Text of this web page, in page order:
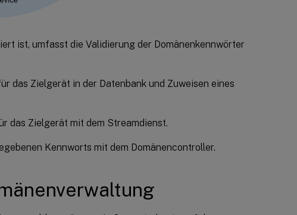
ist, umfasst die Validierung der Domänenkennwörter
das Zielgerät in der Datenbank und Zuweisen eines
das Zielgerät mit dem Streamdienst.
Kennworts mit dem Domänencontroller.